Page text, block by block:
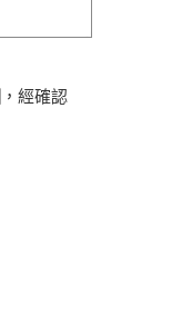
，經確認